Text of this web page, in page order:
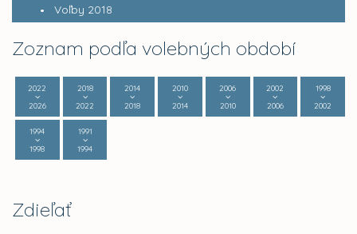
Voľby 2018
Zoznam podľa volebných období
2022
2026
2018
2022
2014
2018
2010
2014
2006
2010
2002
2006
1998
2002
1994
1998
1991
1994
Zdieľať